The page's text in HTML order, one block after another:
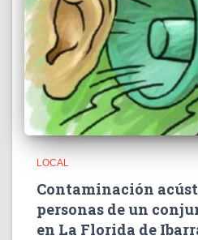
LOCAL
Contaminación
personas de un
en La Florida de